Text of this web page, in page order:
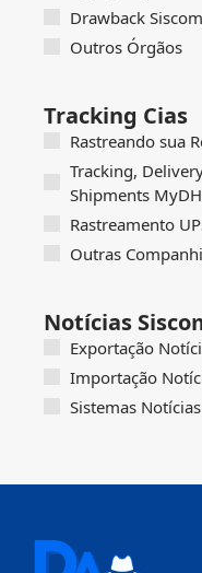
Drawback
Outros Órgãos
Tracking Cias
Rastreando sua
Tracking,
Shipments
Rastreamento
Outras
Notícias
Exportação
Importação
Sistemas